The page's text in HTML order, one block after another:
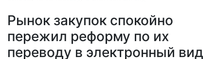
Новости
Рынок закупок спокойно
пережил реформу по их
переводу в электронный вид